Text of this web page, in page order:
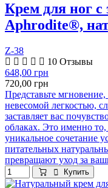
Крем для ног с
Aphrodite®,
Z-38
10 Отзывы
648,00 грн
720,00 грн
Представьте
невесомой легкостью,
заставляет вас
облаках. Это именно
уникальное сочетание
питательных
превращают уход за
Купить